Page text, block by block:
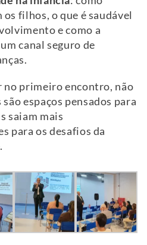
filhos, o que é saudável
e como a
canal seguro de
no primeiro encontro, não
espaços pensados para
saiam mais
para os desafios da